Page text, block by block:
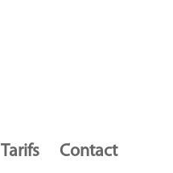
Tarifs Contact